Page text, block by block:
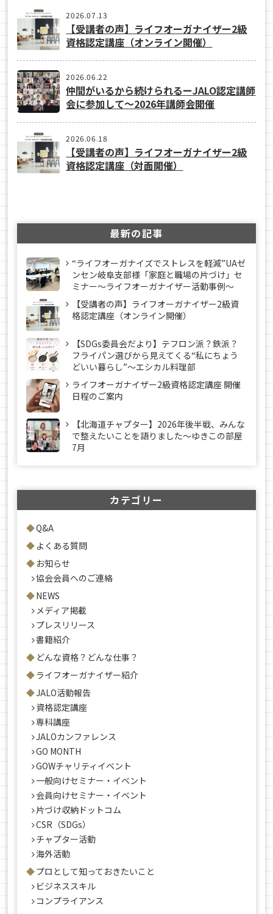
2026.07.13
【受講者の声】ライフオーガナイザー2級
資格認定講座（オンライン開催）
2026.06.22
仲間がいるから続けられるーJALO認定講師
会に参加して～2026年講師会開催
2026.06.18
【受講者の声】ライフオーガナイザー2級
資格認定講座（対面開催）
最新の記事
“ライフオーガナイズでストレスを軽減”UAゼ
ンセン岐阜支部様「家庭と職場の片づけ」セ
ミナー～ライフオーガナイザー活動事例〜
【受講者の声】ライフオーガナイザー2級資
格認定講座（オンライン開催）
【SDGs委員会だより】テフロン派？鉄派？
フライパン選びから見えてくる“私にちょう
どいい暮らし”～エシカル料理部
ライフオーガナイザー2級資格認定講座 開催
日程のご案内
【北海道チャプター】2026年後半戦、みんな
で整えたいことを語りました～ゆきこの部屋
7月
カテゴリー
Q&A
よくある質問
お知らせ
協会会員へのご連絡
NEWS
メディア掲載
プレスリリース
書籍紹介
どんな資格？どんな仕事？
ライフオーガナイザー紹介
JALO活動報告
資格認定講座
専科講座
JALOカンファレンス
GO MONTH
GOWチャリティイベント
一般向けセミナー・イベント
会員向けセミナー・イベント
片づけ収納ドットコム
CSR（SDGs）
チャプター活動
海外活動
プロとして知っておきたいこと
ビジネススキル
コンプライアンス